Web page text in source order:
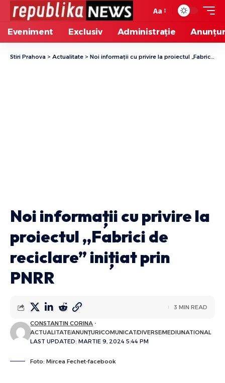
Aa
Eveniment Exclusiv Administrație
Stiri Prahova > Actualitate > Noi informații cu privire la proiectul ,,Fabrici de reciclare” inițiat prin PNRR
Noi informații cu privire la
proiectul ,,Fabrici de
reciclare” inițiat prin
PNRR
LAST UPDATED: MARTIE 9, 2024 5:44 PM
CONSTANTIN CORINA
ACTUALITATEANUNȚURICOMUNICATDIVERSEMEDIUNATIONAL
3 MIN READ
Foto: Mircea Fechet-facebook